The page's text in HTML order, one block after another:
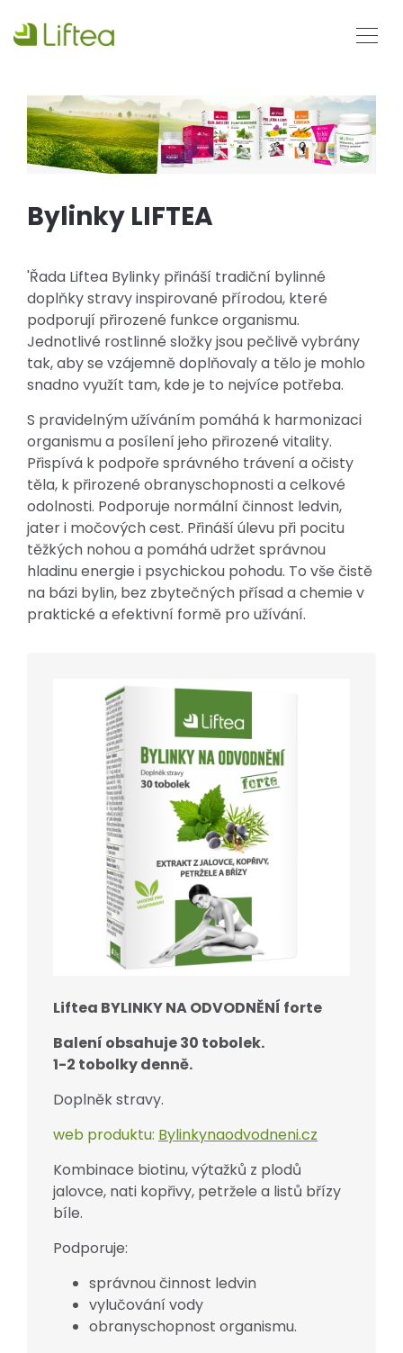
Bylinky LIFTEA
'Řada Liftea Bylinky přináší tradiční bylinné
doplňky stravy inspirované přírodou, které
podporují přirozené funkce organismu.
Jednotlivé rostlinné složky jsou pečlivě vybrány
tak, aby se vzájemně doplňovaly a tělo je mohlo
snadno využít tam, kde je to nejvíce potřeba.
S pravidelným užíváním pomáhá k harmonizaci
organismu a posílení jeho přirozené vitality.
Přispívá k podpoře správného trávení a očisty
těla, k přirozené obranyschopnosti a celkové
odolnosti. Podporuje normální činnost ledvin,
jater i močových cest. Přináší úlevu při pocitu
těžkých nohou a pomáhá udržet správnou
hladinu energie i psychickou pohodu. To vše čistě
na bázi bylin, bez zbytečných přísad a chemie v
praktické a efektivní formě pro užívání.
Liftea BYLINKY NA ODVODNĚNÍ forte
Balení obsahuje 30 tobolek.
1-2 tobolky denně.
Doplněk stravy.
web produktu: Bylinkynaodvodneni.cz
Kombinace biotinu, výtažků z plodů
jalovce, nati kopřivy, petržele a listů břízy
bíle.
Podporuje:
správnou činnost ledvin
vylučování vody
obranyschopnost organismu.